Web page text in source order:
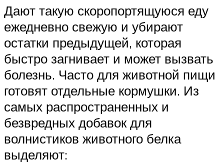
Дают такую скоропортящуюся еду
ежедневно свежую и убирают
остатки предыдущей, которая
быстро загнивает и может вызвать
болезнь. Часто для животной пищи
готовят отдельные кормушки. Из
самых распространенных и
безвредных добавок для
волнистиков животного белка
выделяют: